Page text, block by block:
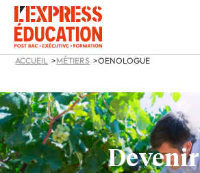
ACCUEIL MÉTIERS OENOLOGUE
Devenir